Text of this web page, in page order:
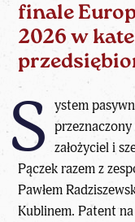
finale
2026 w
S ystem
założyciel i
Pączek razem z
Pawłem
Kublinem. Patent